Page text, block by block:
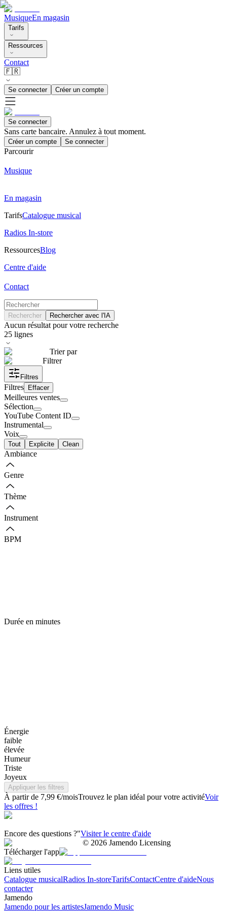
MusiqueEn magasin
Tarifs
Ressources
Contact
🇫🇷
Se connecter Créer un compte
Se connecter
Sans carte bancaire. Annulez à tout moment.
Créer un compte Se connecter
Parcourir
Musique
En magasin
TarifsCatalogue musical
Radios In-store
RessourcesBlog
Centre d'aide
Contact
Rechercher Rechercher avec l'IA
Aucun résultat pour votre recherche
25 lignes
Trier par
Filtrer
Filtres
Filtres Effacer
Meilleures ventes
Sélection
YouTube Content ID
Instrumental
Voix
Tout Explicite Clean
Ambiance
Genre
Thème
Instrument
BPM
Durée en minutes
Énergie
faible
élevée
Humeur
Triste
Joyeux
Appliquer les filtres
À partir de 7,99 €/moisTrouvez le plan idéal pour votre activitéVoir
les offres !
Encore des questions ?"Visiter le centre d'aide
© 2026 Jamendo Licensing
Télécharger l'app
Liens utiles
Catalogue musicalRadios In-storeTarifsContactCentre d'aideNous
contacter
Jamendo
Jamendo pour les artistesJamendo Music